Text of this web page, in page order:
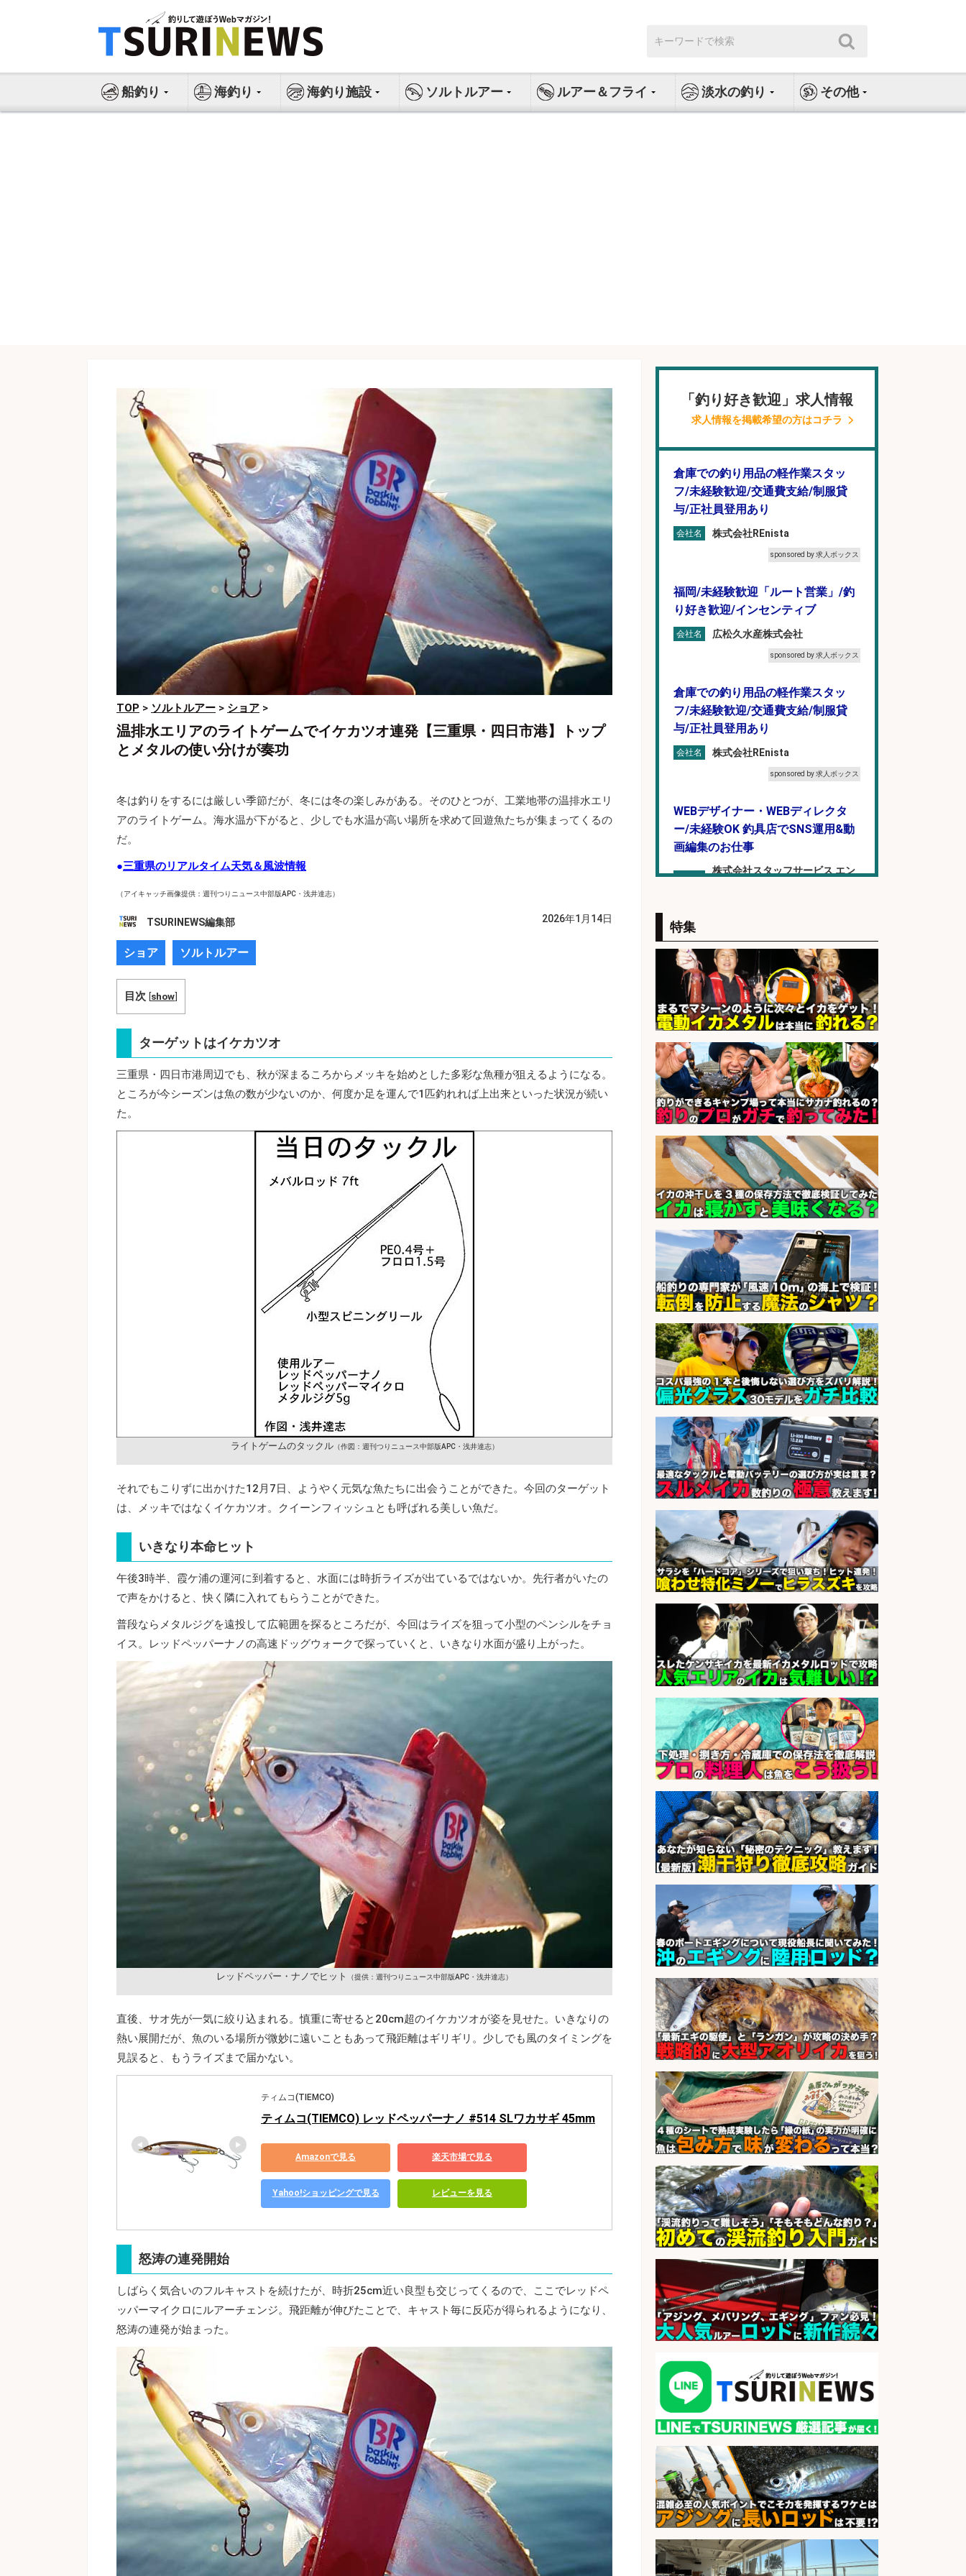
ス
索:
船釣り 海釣り 海釣り施設 ソルトルアー ルアー＆フライ 淡水の釣り その他
TOP > ソルトルアー > ショア >
温排水エリアのライトゲームでイケカツオ連発【三重県・四日市港】トップ
とメタルの使い分けが奏功
冬は釣りをするには厳しい季節だが、冬には冬の楽しみがある。そのひとつが、工業地帯の温排水エリ
アのライトゲーム。海水温が下がると、少しでも水温が高い場所を求めて回遊魚たちが集まってくるの
だ。
●三重県のリアルタイム天気＆風波情報
（アイキャッチ画像提供：週刊つりニュース中部版APC・浅井達志）
TSURINEWS編集部 2026年1月14日
ショア ソルトルアー
目次 [show]
ターゲットはイケカツオ
三重県・四日市港周辺でも、秋が深まるころからメッキを始めとした多彩な魚種が狙えるようになる。
ところが今シーズンは魚の数が少ないのか、何度か足を運んで1匹釣れれば上出来といった状況が続い
た。
ライトゲームのタックル（作図：週刊つりニュース中部版APC・浅井達志）
それでもこりずに出かけた12月7日、ようやく元気な魚たちに出会うことができた。今回のターゲット
は、メッキではなくイケカツオ。クイーンフィッシュとも呼ばれる美しい魚だ。
いきなり本命ヒット
午後3時半、霞ケ浦の運河に到着すると、水面には時折ライズが出ているではないか。先行者がいたの
で声をかけると、快く隣に入れてもらうことができた。
普段ならメタルジグを遠投して広範囲を探るところだが、今回はライズを狙って小型のペンシルをチョ
イス。レッドペッパーナノの高速ドッグウォークで探っていくと、いきなり水面が盛り上がった。
レッドペッパー・ナノでヒット （提供：週刊つりニュース中部版APC・浅井達志）
直後、サオ先が一気に絞り込まれる。慎重に寄せると20cm超のイケカツオが姿を見せた。いきなりの
熱い展開だが、魚のいる場所が微妙に遠いこともあって飛距離はギリギリ。少しでも風のタイミングを
見誤ると、もうライズまで届かない。
ティムコ(TIEMCO)
ティムコ(TIEMCO) レッドペッパーナノ #514 SLワカサギ 45mm
Amazonで見る 楽天市場で見る
Yahoo!ショッピングで見る レビューを見る
怒涛の連発開始
しばらく気合いのフルキャストを続けたが、時折25cm近い良型も交じってくるので、ここでレッドペ
ッパーマイクロにルアーチェンジ。飛距離が伸びたことで、キャスト毎に反応が得られるようになり、
怒涛の連発が始まった。
「釣り好き歓迎」求人情報
求人情報を掲載希望の方はコチラ
倉庫での釣り用品の軽作業スタッ
フ/未経験歓迎/交通費支給/制服貸
与/正社員登用あり
会社名 株式会社REnista
sponsored by 求人ボックス
福岡/未経験歓迎「ルート営業」/釣
り好き歓迎/インセンティブ
会社名 広松久水産株式会社
sponsored by 求人ボックス
倉庫での釣り用品の軽作業スタッ
フ/未経験歓迎/交通費支給/制服貸
与/正社員登用あり
会社名 株式会社REnista
sponsored by 求人ボックス
WEBデザイナー・WEBディレクタ
ー/未経験OK 釣具店でSNS運用&動
画編集のお仕事
会社名
株式会社スタッフサービス エン
オキアミをはじめとする釣り餌の
「製造」/釣り好き歓迎
会社名 広松久水産株式会社
sponsored by 求人ボックス
釣り具のかんたん軽作業/高収入/交
通費支給/制服貸与/正社員登用あり
会社名 株式会社REnista
sponsored by 求人ボックス
釣り具のかんたん軽作業/高収入/交
通費支給/制服貸与/正社員登用あり
会社名 株式会社REnista
sponsored by 求人ボックス
語学力を活かせるフィッシング用品
の「海外営業」/年休125日
会社名 株式会社ジャッカル
sponsored by 求人ボックス
釣り好きを活かす「法人営業」/提
案型ルート営業/直行直帰OK
会社名
株式会社スポーツライフプラネ
ッツ
sponsored by 求人ボックス
和食, 居酒屋/キッチンスタッフ/天草
の魚と馬刺しの店 キッチンスタッフ
正社員募集
会社名
天草の魚と馬刺しの店 魚粋 天草
の魚と馬刺しの店 魚粋
sponsored by 求人ボックス
さらに求人情報を見る
特集